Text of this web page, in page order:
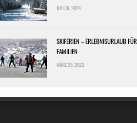
JULI 30, 2024
SKIFERIEN – ERLEBNISURLAUB FÜR
FAMILIEN
MÄRZ 29, 2022